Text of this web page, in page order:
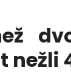
nežli
2 minut · Po–Pá 8–18